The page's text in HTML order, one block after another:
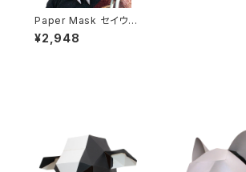
Paper Mask セイウチ
walrus
¥2,948